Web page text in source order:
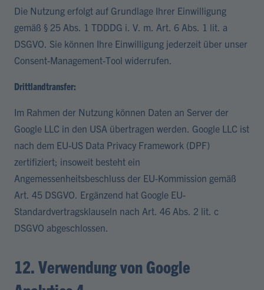
Die Nutzung erfolgt auf Grundlage Ihrer Einwilligung
gemäß § 25 Abs. 1 TDDDG i. V. m. Art. 6 Abs. 1 lit. a
DSGVO. Sie können Ihre Einwilligung jederzeit über unser
Consent-Management-Tool widerrufen.
Drittlandtransfer:
Im Rahmen der Nutzung können Daten an Server der
Google LLC in den USA übertragen werden. Google LLC ist
nach dem EU-US Data Privacy Framework (DPF)
zertifiziert; insoweit besteht ein
Angemessenheitsbeschluss der EU-Kommission gemäß
Art. 45 DSGVO. Ergänzend hat Google EU-
Standardvertragsklauseln nach Art. 46 Abs. 2 lit. c
DSGVO abgeschlossen.
12. Verwendung von Google